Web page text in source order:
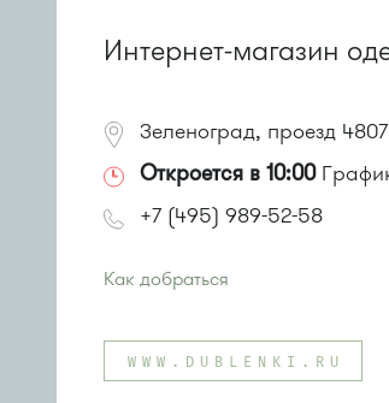
Интернет-магазин
Зеленоград, проезд
Откроется в 10:00
+7 (495) 989-52-58
Как добраться
Автобусы № 1, 2, 7.
Маршрутка № 903
WWW.DUBLENKI.RU